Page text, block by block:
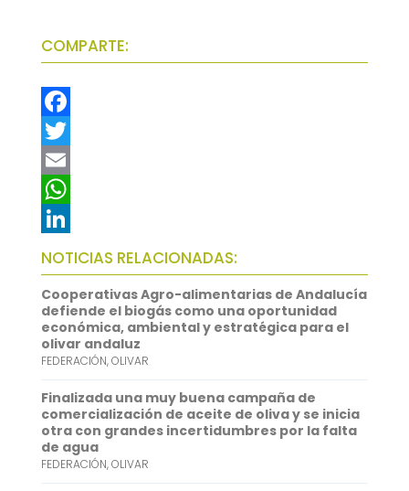
COMPARTE:
F
a
c
e
b
o
o
k
T
w
t
t
e
r
E
m
a
i
l
W
h
a
t
s
A
p
p
L
i
n
k
e
d
I
n
NOTICIAS RELACIONADAS:
Cooperativas Agro-alimentarias de Andalucía
defiende el biogás como una oportunidad
económica, ambiental y estratégica para el
olivar andaluz
FEDERACIÓN,OLIVAR
Finalizada una muy buena campaña de
comercialización de aceite de oliva y se inicia
otra con grandes incertidumbres por la falta
de agua
FEDERACIÓN,OLIVAR